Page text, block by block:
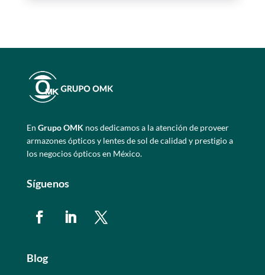
En Grupo OMKnos dedicamos a la atención de proveer
armazones ópticos y lentes de sol de calidad y prestigio a
los negocios ópticos en México.
Síguenos
Blog